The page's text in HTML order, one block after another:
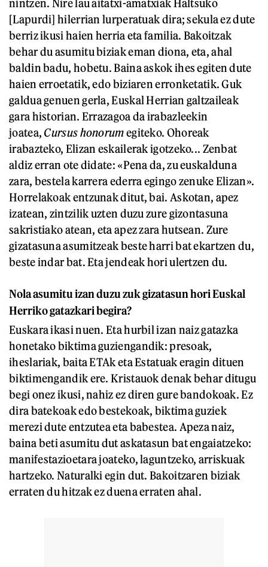
nintzen. Nire lau aitatxi-amatxiak Haltsuko
[Lapurdi] hilerrian lurperatuak dira; sekula ez dute
berriz ikusi haien herria eta familia. Bakoitzak
behar du asumitu biziak eman diona, eta, ahal
baldin badu, hobetu. Baina askok ihes egiten dute
haien erroetatik, edo biziaren erronketatik. Guk
galdua genuen gerla, Euskal Herrian galtzaileak
gara historian. Errazagoa da irabazleekin
joatea, Cursus honorumegiteko. Ohoreak
irabazteko, Elizan eskailerak igotzeko... Zenbat
aldiz erran ote didate: «Pena da, zu euskalduna
zara, bestela karrera ederra egingo zenuke Elizan».
Horrelakoak entzunak ditut, bai. Askotan, apez
izatean, zintzilik uzten duzu zure gizontasuna
sakristiako atean, eta apez zara hutsean. Zure
gizatasuna asumitzeak beste harri bat ekartzen du,
beste indar bat. Eta jendeak hori ulertzen du.
Nola asumitu izan duzu zuk gizatasun hori Euskal
Herriko gatazkari begira?
Euskara ikasi nuen. Eta hurbil izan naiz gatazka
honetako biktima guziengandik: presoak,
iheslariak, baita ETAk eta Estatuak eragin dituen
biktimengandik ere. Kristauok denak behar ditugu
begi onez ikusi, nahiz ez diren gure bandokoak. Ez
dira batekoak edo bestekoak, biktima guziek
merezi dute entzutea eta babestea. Apeza naiz,
baina beti asumitu dut askatasun bat engaiatzeko:
manifestazioetara joateko, laguntzeko, arriskuak
hartzeko. Naturalki egin dut. Bakoitzaren biziak
erraten du hitzak ez duena erraten ahal.